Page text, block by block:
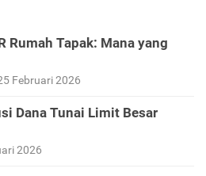
Rumah Tapak: Mana yang
Februari 2026
Dana Tunai Limit Besar
2026